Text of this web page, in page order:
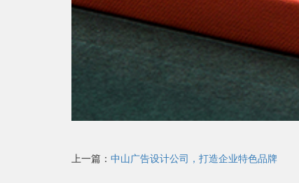
上一篇： 中山广告设计公司，打造企业特色品牌